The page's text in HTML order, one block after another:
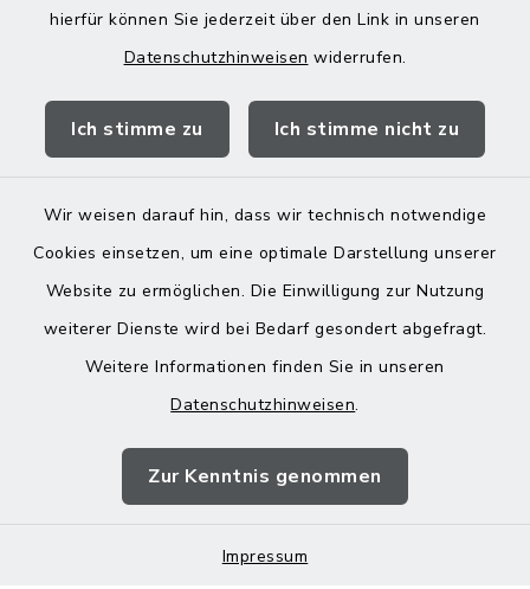
hierfür können Sie jederzeit über den Link in unseren
Datenschutzhinweisen widerrufen.
Ich stimme zu Ich stimme nicht zu
Wir weisen darauf hin, dass wir technisch notwendige
Cookies einsetzen, um eine optimale Darstellung unserer
Website zu ermöglichen. Die Einwilligung zur Nutzung
weiterer Dienste wird bei Bedarf gesondert abgefragt.
Weitere Informationen finden Sie in unseren
Datenschutzhinweisen.
Zur Kenntnis genommen
Impressum
Landratsamt Mühldorf
Barrierefreiheit
Impressum
Sitemap